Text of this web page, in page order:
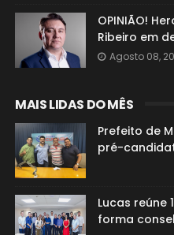
OPINIÃO!
Ribeiro em
Agosto 08,
MAIS LIDAS DO MÊS
Prefeito de
pré-
Lucas reúne
forma